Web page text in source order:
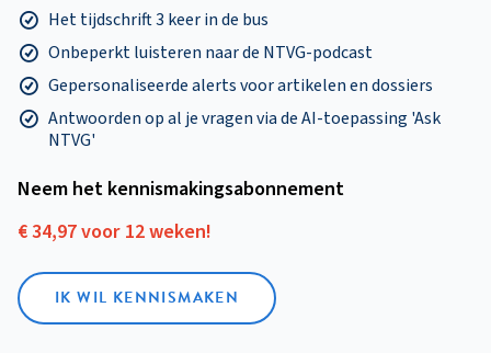
Het tijdschrift 3 keer in de bus
Onbeperkt luisteren naar de NTVG-podcast
Gepersonaliseerde alerts voor artikelen en dossiers
Antwoorden op al je vragen via de AI-toepassing 'Ask
NTVG'
Neem het kennismakings­abonnement
€ 34,97 voor 12 weken!
IK WIL KENNISMAKEN